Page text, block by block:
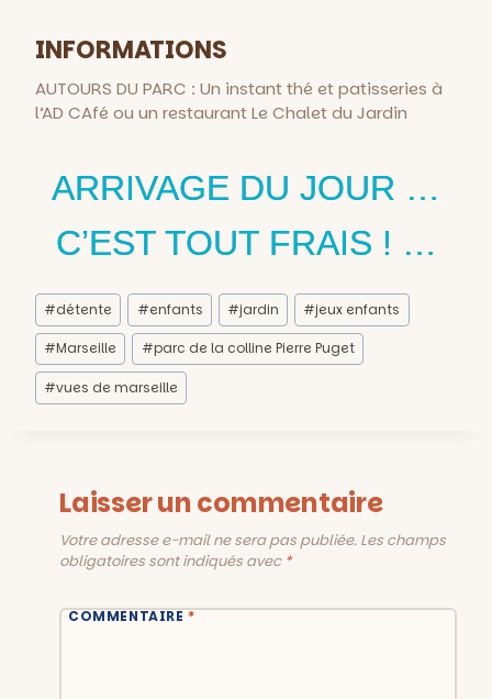
INFORMATIONS
AUTOURS DU PARC : Un instant thé et patisseries à
l’AD CAfé ou un restaurant Le Chalet du Jardin
ARRIVAGE DU JOUR …
C’EST TOUT FRAIS ! …
Étiquettes
de
la
publication :
#détente #enfants #jardin #jeux enfants
#Marseille #parc de la colline Pierre Puget
#vues de marseille
Laisser un commentaire
Votre adresse e-mail ne sera pas publiée. Les champs
obligatoires sont indiqués avec *
COMMENTAIRE*